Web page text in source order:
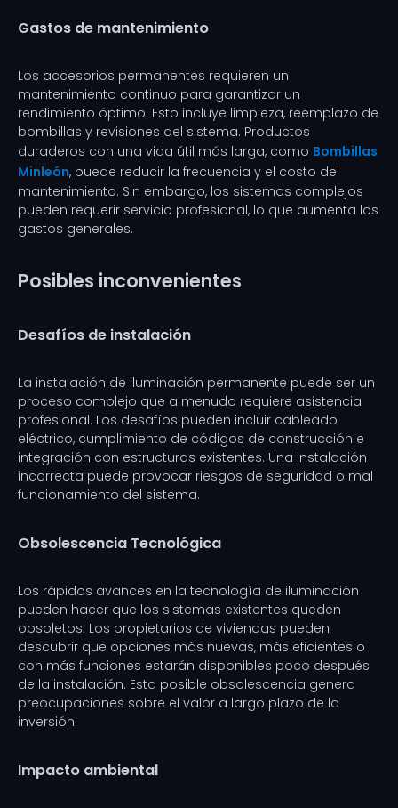
Gastos de mantenimiento
Los accesorios permanentes requieren un
mantenimiento continuo para garantizar un
rendimiento óptimo. Esto incluye limpieza, reemplazo de
bombillas y revisiones del sistema. Productos
duraderos con una vida útil más larga, como Bombillas
Minleón, puede reducir la frecuencia y el costo del
mantenimiento. Sin embargo, los sistemas complejos
pueden requerir servicio profesional, lo que aumenta los
gastos generales.
Posibles inconvenientes
Desafíos de instalación
La instalación de iluminación permanente puede ser un
proceso complejo que a menudo requiere asistencia
profesional. Los desafíos pueden incluir cableado
eléctrico, cumplimiento de códigos de construcción e
integración con estructuras existentes. Una instalación
incorrecta puede provocar riesgos de seguridad o mal
funcionamiento del sistema.
Obsolescencia Tecnológica
Los rápidos avances en la tecnología de iluminación
pueden hacer que los sistemas existentes queden
obsoletos. Los propietarios de viviendas pueden
descubrir que opciones más nuevas, más eficientes o
con más funciones estarán disponibles poco después
de la instalación. Esta posible obsolescencia genera
preocupaciones sobre el valor a largo plazo de la
inversión.
Impacto ambiental